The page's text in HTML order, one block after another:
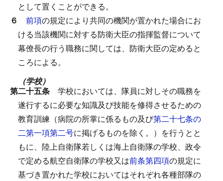
として置くことができる。
６ 前項の規定により共同の機関が置かれた場合にお
ける当該機関に対する防衛大臣の指揮監督について
幕僚長の行う職務に関しては、防衛大臣の定めると
ころによる。
（学校）
第二十五条 学校においては、隊員に対しその職務を
遂行するに必要な知識及び技能を修得させるための
教育訓練（病院の所掌に係るもの及び第二十七条の
二第一項第二号に掲げるものを除く。）を行うとと
もに、陸上自衛隊若しくは海上自衛隊の学校、政令
で定める航空自衛隊の学校又は前条第四項の規定に
基づき置かれた学校においてはそれぞれ各種部隊の